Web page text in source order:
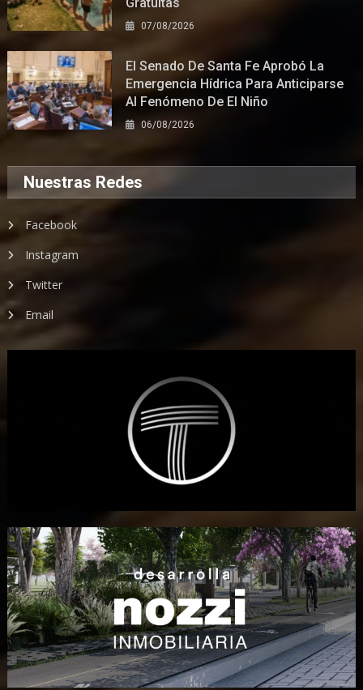
Gratuitas
07/08/2026
El Senado De Santa Fe Aprobó La
Emergencia Hídrica Para Anticiparse
Al Fenómeno De El Niño
06/08/2026
Nuestras Redes
Facebook
Instagram
Twitter
Email